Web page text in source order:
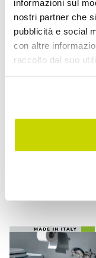
informazioni sul
nostri partner che
pubblicità e social
con altre
raccolto dal suo
Bidet a Terra in